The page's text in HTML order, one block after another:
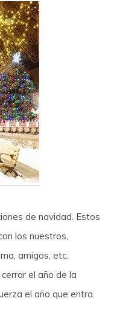
de navidad. Estos
los nuestros,
amigos, etc.
el año de la
el año que entra.